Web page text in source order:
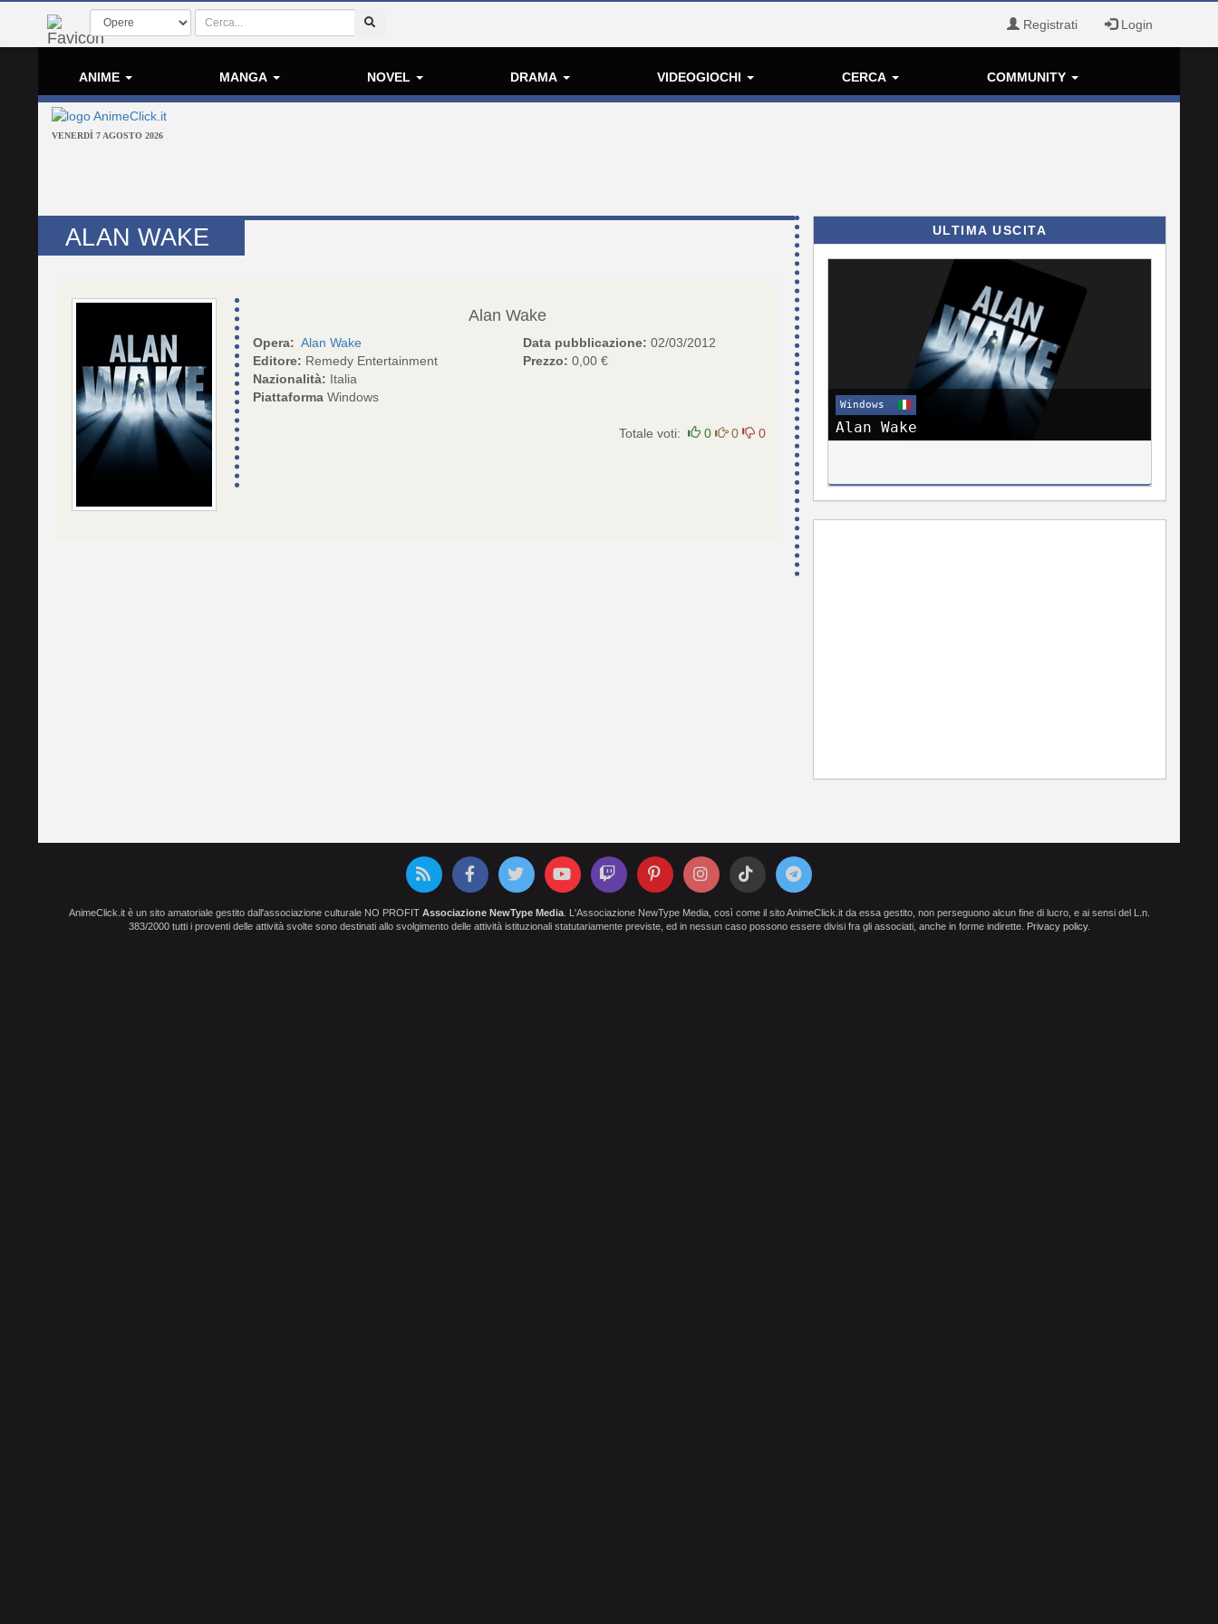
Registrati Login
ANIME MANGA NOVEL DRAMA VIDEOGIOCHI CERCA COMMUNITY
VENERDÌ 7 AGOSTO 2026
ALAN WAKE
Alan Wake
Opera: Alan Wake
Editore: Remedy Entertainment
Nazionalità: Italia
Piattaforma Windows
Data pubblicazione: 02/03/2012
Prezzo: 0,00 €
Totale voti: 0 0 0
ULTIMA USCITA
Windows
Alan Wake
AnimeClick.it è un sito amatoriale gestito dall'associazione culturale NO PROFIT Associazione NewType Media. L'Associazione NewType Media, così come il sito AnimeClick.it da essa gestito, non perseguono alcun fine di lucro, e ai sensi del L.n.
383/2000 tutti i proventi delle attività svolte sono destinati allo svolgimento delle attività istituzionali statutariamente previste, ed in nessun caso possono essere divisi fra gli associati, anche in forme indirette.
Privacy policy.